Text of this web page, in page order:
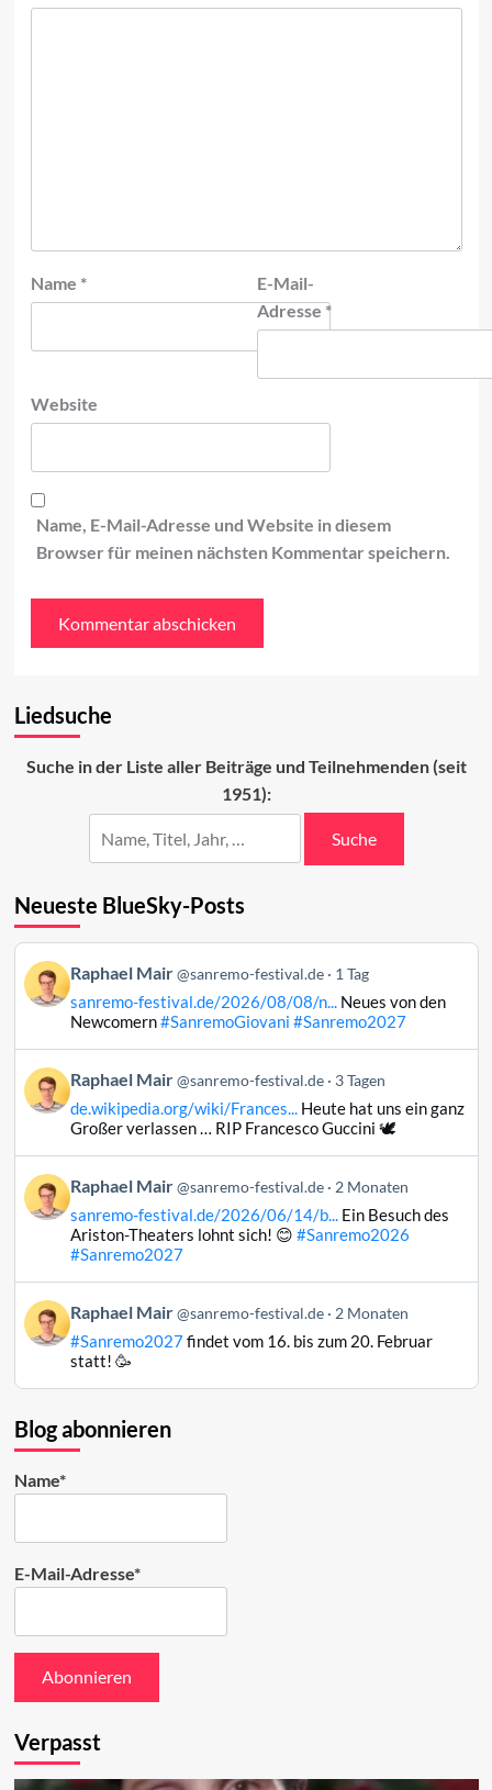
Name *
E-Mail-
Adresse *
Website
Name, E-Mail-Adresse und Website in diesem
Browser für meinen nächsten Kommentar speichern.
Liedsuche
Suche in der Liste aller Beiträge und Teilnehmenden (seit
1951):
Suche
Neueste BlueSky-Posts
Beitrag
von
Raphael
Bluesky
ansehen
Raphael Mair @sanremo-festival.de 1 Tag
sanremo-festival.de/2026/08/08/n...Neues von den
Newcomern#SanremoGiovani #Sanremo2027
Beitrag
von
Raphael
Bluesky
ansehen
Raphael Mair @sanremo-festival.de 3 Tagen
de.wikipedia.org/wiki/Frances...Heute hat uns ein ganz
Großer verlassen … RIP Francesco Guccini 🕊️
Beitrag
von
Raphael
ansehen
Raphael Mair @sanremo-festival.de 2 Monaten
sanremo-festival.de/2026/06/14/b...Ein Besuch des
Ariston-Theaters lohnt sich! 😊 #Sanremo2026
#Sanremo2027
Beitrag
von
Raphael
Bluesky
ansehen
Raphael Mair @sanremo-festival.de 2 Monaten
#Sanremo2027findet vom 16. bis zum 20. Februar
statt! 🥳
Blog abonnieren
Name*
E-Mail-Adresse*
Verpasst